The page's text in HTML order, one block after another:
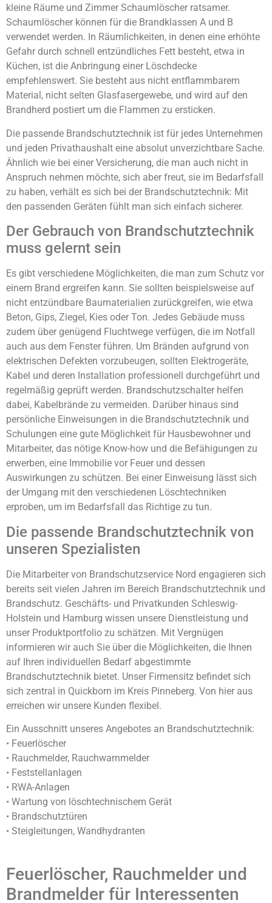
kleine Räume und Zimmer Schaumlöscher ratsamer.
Schaumlöscher können für die Brandklassen A und B
verwendet werden. In Räumlichkeiten, in denen eine erhöhte
Gefahr durch schnell entzündliches Fett besteht, etwa in
Küchen, ist die Anbringung einer Löschdecke
empfehlenswert. Sie besteht aus nicht entflammbarem
Material, nicht selten Glasfasergewebe, und wird auf den
Brandherd postiert um die Flammen zu ersticken.
Die passende Brandschutztechnik ist für jedes Unternehmen
und jeden Privathaushalt eine absolut unverzichtbare Sache.
Ähnlich wie bei einer Versicherung, die man auch nicht in
Anspruch nehmen möchte, sich aber freut, sie im Bedarfsfall
zu haben, verhält es sich bei der Brandschutztechnik: Mit
den passenden Geräten fühlt man sich einfach sicherer.
Der Gebrauch von Brandschutztechnik
muss gelernt sein
Es gibt verschiedene Möglichkeiten, die man zum Schutz vor
einem Brand ergreifen kann. Sie sollten beispielsweise auf
nicht entzündbare Baumaterialien zurückgreifen, wie etwa
Beton, Gips, Ziegel, Kies oder Ton. Jedes Gebäude muss
zudem über genügend Fluchtwege verfügen, die im Notfall
auch aus dem Fenster führen. Um Bränden aufgrund von
elektrischen Defekten vorzubeugen, sollten Elektrogeräte,
Kabel und deren Installation professionell durchgeführt und
regelmäßig geprüft werden. Brandschutzschalter helfen
dabei, Kabelbrände zu vermeiden. Darüber hinaus sind
persönliche Einweisungen in die Brandschutztechnik und
Schulungen eine gute Möglichkeit für Hausbewohner und
Mitarbeiter, das nötige Know-how und die Befähigungen zu
erwerben, eine Immobilie vor Feuer und dessen
Auswirkungen zu schützen. Bei einer Einweisung lässt sich
der Umgang mit den verschiedenen Löschtechniken
erproben, um im Bedarfsfall das Richtige zu tun.
Die passende Brandschutztechnik von
unseren Spezialisten
Die Mitarbeiter von Brandschutzservice Nord engagieren sich
bereits seit vielen Jahren im Bereich Brandschutztechnik und
Brandschutz. Geschäfts- und Privatkunden Schleswig-
Holstein und Hamburg wissen unsere Dienstleistung und
unser Produktportfolio zu schätzen. Mit Vergnügen
informieren wir auch Sie über die Möglichkeiten, die Ihnen
auf Ihren individuellen Bedarf abgestimmte
Brandschutztechnik bietet. Unser Firmensitz befindet sich
sich zentral in Quickborn im Kreis Pinneberg. Von hier aus
erreichen wir unsere Kunden flexibel.
Ein Ausschnitt unseres Angebotes an Brandschutztechnik:
• Feuerlöscher
• Rauchmelder, Rauchwarnmelder
• Feststellanlagen
• RWA-Anlagen
• Wartung von löschtechnischem Gerät
• Brandschutztüren
• Steigleitungen, Wandhydranten
Feuerlöscher, Rauchmelder und
Brandmelder für Interessenten